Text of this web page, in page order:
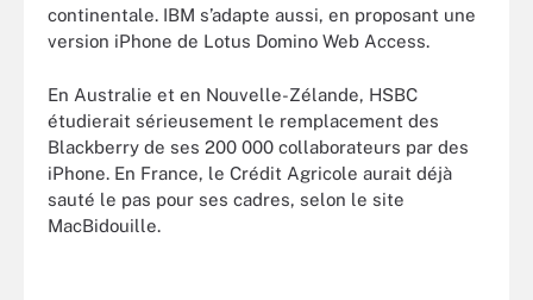
continentale. IBM s’adapte aussi, en proposant une
version iPhone de Lotus Domino Web Access.
En Australie et en Nouvelle-Zélande, HSBC
étudierait sérieusement le remplacement des
Blackberry de ses 200 000 collaborateurs par des
iPhone. En France, le Crédit Agricole aurait déjà
sauté le pas pour ses cadres, selon le site
MacBidouille.